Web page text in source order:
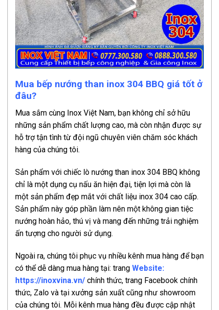
Mua bếp nướng than inox 304 BBQ giá tốt ở
đâu?
Mua sắm cùng Inox Việt Nam, bạn không chỉ sở hữu
những sản phẩm chất lượng cao, mà còn nhận được sự
hỗ trợ tận tình từ đội ngũ chuyên viên chăm sóc khách
hàng của chúng tôi.
Sản phẩm với chiếc lò nướng than inox 304 BBQ không
chỉ là một dụng cụ nấu ăn hiện đại, tiện lợi mà còn là
một sản phẩm đẹp mắt với chất liệu inox 304 cao cấp.
Sản phẩm này góp phần làm nên một không gian tiệc
nướng hoàn hảo, thú vị và mang đến những trải nghiệm
ấn tượng cho người sử dụng.
Ngoài ra, chúng tôi phục vụ nhiều kênh mua hàng để bạn
có thể dễ dàng mua hàng tại: trang Website:
https://inoxvina.vn/ chính thức, trang Facebook chính
thức, Zalo và tại xưởng sản xuất cũng như showroom
của chúng tôi. Mỗi kênh mua hàng đều được cập nhật